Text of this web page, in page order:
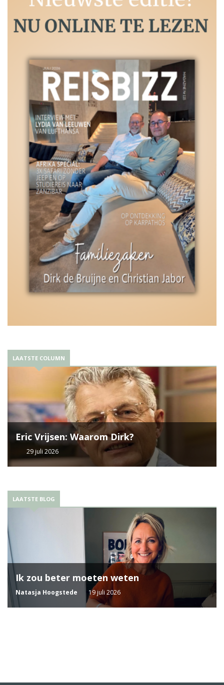
LAATSTE COLUMN
Eric Vrijsen: Waarom Dirk?
29 juli 2026
LAATSTE BLOG
Ik zou beter moeten weten
Natasja Hoogstede 19 juli 2026